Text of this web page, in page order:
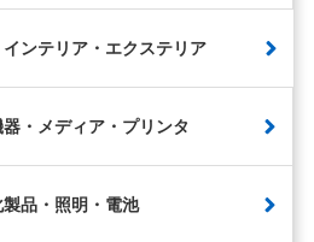
ンテリア・エクステリア
・メディア・プリンタ
品・照明・電池